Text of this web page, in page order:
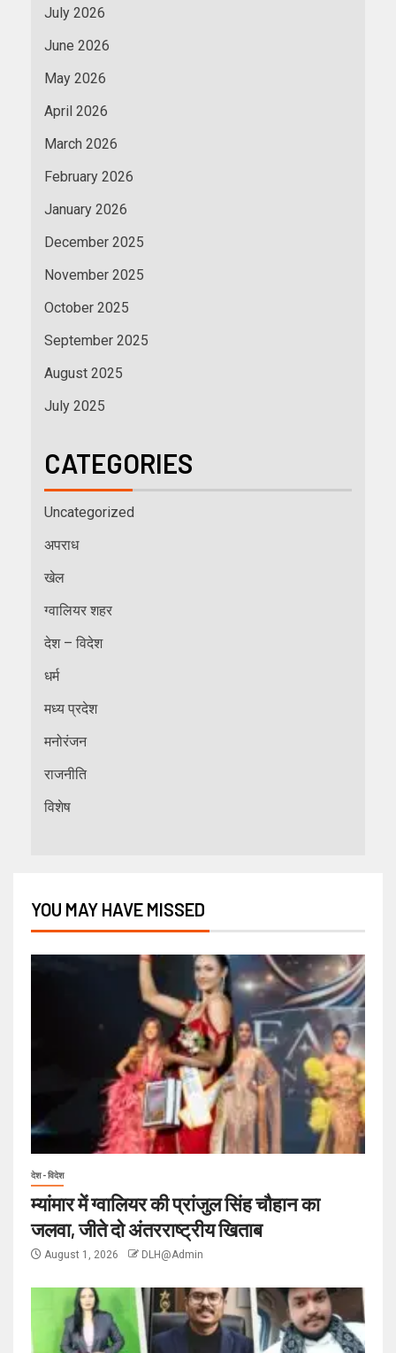
July 2026
June 2026
May 2026
April 2026
March 2026
February 2026
January 2026
December 2025
November 2025
October 2025
September 2025
August 2025
July 2025
CATEGORIES
Uncategorized
अपराध
खेल
ग्वालियर शहर
देश – विदेश
धर्म
मध्य प्रदेश
मनोरंजन
राजनीति
विशेष
YOU MAY HAVE MISSED
देश - विदेश
म्यांमार में ग्वालियर की प्रांजुल सिंह चौहान का
जलवा, जीते दो अंतरराष्ट्रीय खिताब
August 1, 2026 DLH@Admin